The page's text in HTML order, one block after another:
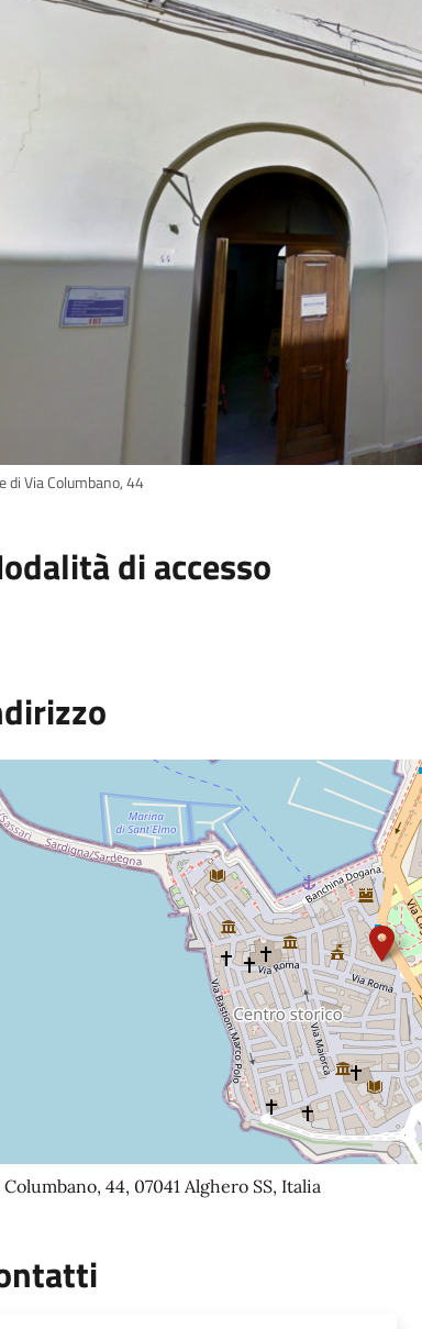
di Via Columbano, 44
di accesso
Columbano, 44, 07041 Alghero SS, Italia